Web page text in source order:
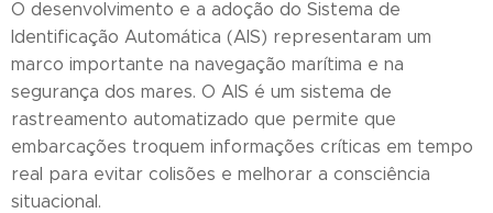
O desenvolvimento e a adoção do Sistema de
Identificação Automática (AIS) representaram um
marco importante na navegação marítima e na
segurança dos mares. O AIS é um sistema de
rastreamento automatizado que permite que
embarcações troquem informações críticas em tempo
real para evitar colisões e melhorar a consciência
situacional.